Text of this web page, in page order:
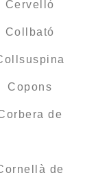
Cervelló
Collbató
Copons
de
de